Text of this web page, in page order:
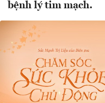
bệnh lý tim mạch.